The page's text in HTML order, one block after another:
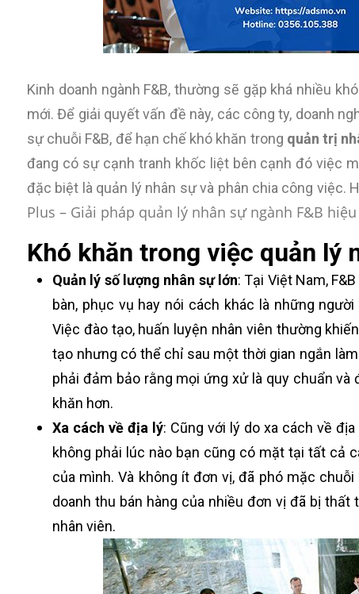
Kinh doanh ngành F&B, thường sẽ gặp khá nhiều
mới. Để giải quyết vấn đề này, các công ty, doanh
sự chuỗi F&B, để hạn chế khó khăn trong quản trị
đang có sự cạnh tranh khốc liệt bên cạnh đó việc
đặc biệt là quản lý nhân sự và phân chia công việc.
Plus – Giải pháp quản lý nhân sự ngành F&B
Khó khăn trong việc quản lý
Quản lý số lượng nhân sự lớn: Tại Việt Nam,
bàn, phục vụ hay nói cách khác là những
Việc đào tạo, huấn luyện nhân viên thường
tạo nhưng có thể chỉ sau một thời gian ngắn
phải đảm bảo rằng mọi ứng xử là quy chuẩn
khăn hơn.
Xa cách về địa lý: Cũng với lý do xa cách về
không phải lúc nào bạn cũng có mặt tại tất cả
của mình. Và không ít đơn vị, đã phó mặc
doanh thu bán hàng của nhiều đơn vị đã bị
nhân viên.